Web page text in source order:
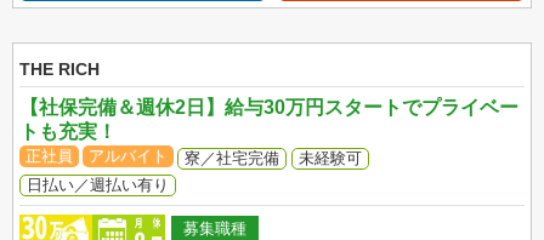
THE RICH
【社保完備＆週休2日】給与30万円スタートでプライベー
トも充実！
正社員 アルバイト 寮／社宅完備
未経験可
日払い／週払い有り
募集職種